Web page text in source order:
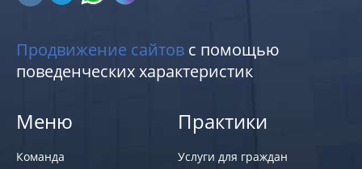
Продвижение сайтов с помощью
поведенческих характеристик
Меню
Команда
Практики
Услуги для граждан